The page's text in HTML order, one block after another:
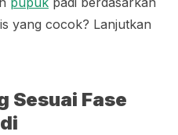
yang cocok? Lanjutkan
Sesuai Fase